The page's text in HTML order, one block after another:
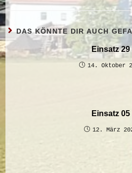
DAS KÖNNTE DIR AUCH
Einsatz 29
14. Oktober
Einsatz 05
12. März